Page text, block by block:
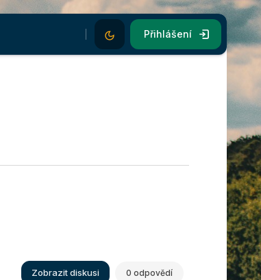
Dark ModePřihlášení
Zobrazit diskusi 0 odpovědí